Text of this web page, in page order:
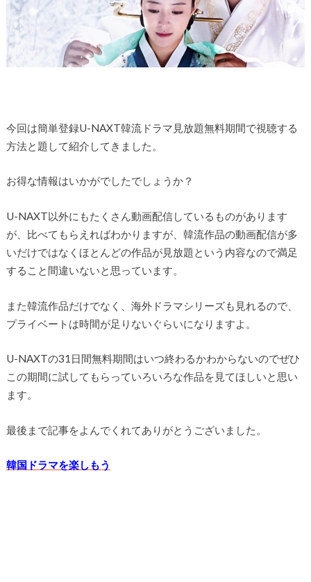
今回は簡単登録U-NAXT韓流ドラマ見放題無料期間で視聴する
方法と題して紹介してきました。
お得な情報はいかがでしたでしょうか？
U-NAXT以外にもたくさん動画配信しているものがあります
が、比べてもらえればわかりますが、韓流作品の動画配信が多
いだけではなくほとんどの作品が見放題という内容なので満足
すること間違いないと思っています。
また韓流作品だけでなく、海外ドラマシリーズも見れるので、
プライベートは時間が足りないぐらいになりますよ。
U-NAXTの31日間無料期間はいつ終わるかわからないのでぜひ
この期間に試してもらっていろいろな作品を見てほしいと思い
ます。
最後まで記事をよんでくれてありがとうございました。
韓国ドラマを楽しもう